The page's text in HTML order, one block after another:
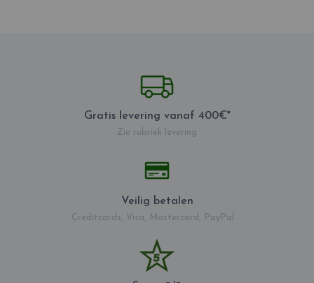
Gratis levering vanaf 400€*
Zie rubriek levering
Veilig betalen
Creditcards, Visa, Mastercard, PayPal ...